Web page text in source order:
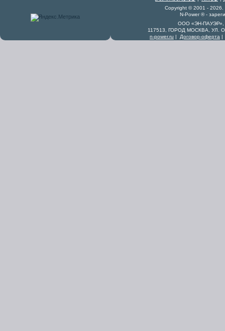
Copyright © 2001 -
N-Power ® -
ООО «ЭН-ПАУЭР»,
117513, ГОРОД МОСКВА, УЛ.
n-power.ru | Договор-оферта